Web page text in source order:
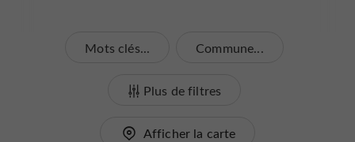
Mots clés... Commune...
Plus de filtres
Afficher la carte